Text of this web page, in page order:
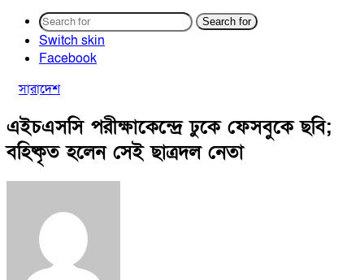
Search for
Switch skin
Facebook
সারাদেশ
এইচএসসি পরীক্ষাকেন্দ্রে ঢুকে ফেসবুকে ছবি;
বহিষ্কৃত হলেন সেই ছাত্রদল নেতা